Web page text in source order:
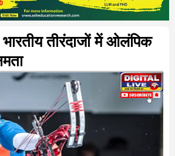
तीरंदाजों में ओलंपिक